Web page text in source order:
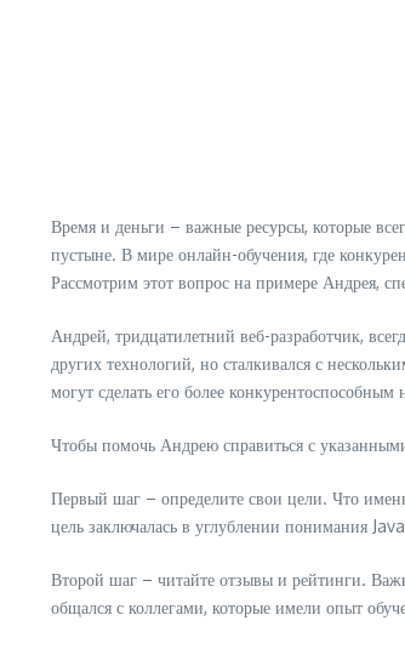
Время и деньги – важные ресурсы, которые
пустыне. В мире онлайн-обучения, где
Рассмотрим этот вопрос на примере Андрея,
Андрей, тридцатилетний веб-разработчик,
других технологий, но сталкивался с
могут сделать его более
Чтобы помочь Андрею справиться с
Первый шаг – определите свои цели. Что
цель заключалась в углублении понимания
Второй шаг – читайте отзывы и рейтинги.
общался с коллегами, которые имели опыт